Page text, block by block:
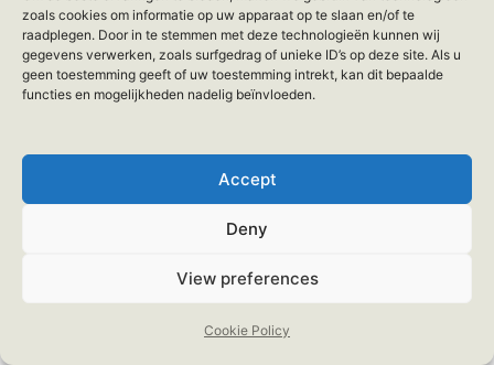
zoals cookies om informatie op uw apparaat op te slaan en/of te
raadplegen. Door in te stemmen met deze technologieën kunnen wij
gegevens verwerken, zoals surfgedrag of unieke ID’s op deze site. Als u
geen toestemming geeft of uw toestemming intrekt, kan dit bepaalde
functies en mogelijkheden nadelig beïnvloeden.
Accept
Deny
View preferences
Cookie Policy